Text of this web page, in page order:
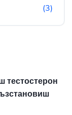
(3)
тестостерон